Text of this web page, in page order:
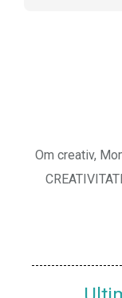
Om creativ,